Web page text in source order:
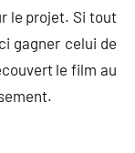
le projet. Si tout
gagner celui de
le film au